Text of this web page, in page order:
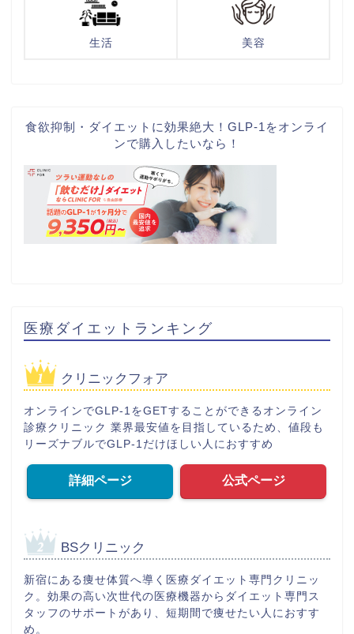
生活 美容
食欲抑制・ダイエットに効果絶大！GLP-1をオンライ
ンで購入したいなら！
医療ダイエットランキング
クリニックフォア
オンラインでGLP-1をGETすることができるオンライン
診療クリニック 業界最安値を目指しているため、値段も
リーズナブルでGLP-1だけほしい人におすすめ
詳細ページ 公式ページ
BSクリニック
新宿にある痩せ体質へ導く医療ダイエット専門クリニッ
ク。効果の高い次世代の医療機器からダイエット専門ス
タッフのサポートがあり、短期間で痩せたい人におすす
め。